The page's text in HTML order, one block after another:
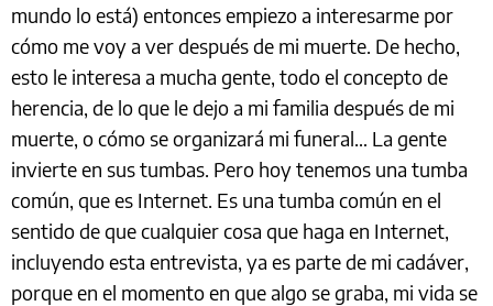
mundo lo está) entonces empiezo a interesarme por
cómo me voy a ver después de mi muerte. De hecho,
esto le interesa a mucha gente, todo el concepto de
herencia, de lo que le dejo a mi familia después de mi
muerte, o cómo se organizará mi funeral… La gente
invierte en sus tumbas. Pero hoy tenemos una tumba
común, que es Internet. Es una tumba común en el
sentido de que cualquier cosa que haga en Internet,
incluyendo esta entrevista, ya es parte de mi cadáver,
porque en el momento en que algo se graba, mi vida se